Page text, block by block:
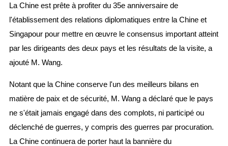
La Chine est prête à profiter du 35e anniversaire de
l'établissement des relations diplomatiques entre la Chine et
Singapour pour mettre en œuvre le consensus important atteint
par les dirigeants des deux pays et les résultats de la visite, a
ajouté M. Wang.
Notant que la Chine conserve l'un des meilleurs bilans en
matière de paix et de sécurité, M. Wang a déclaré que le pays
ne s'était jamais engagé dans des complots, ni participé ou
déclenché de guerres, y compris des guerres par procuration.
La Chine continuera de porter haut la bannière du